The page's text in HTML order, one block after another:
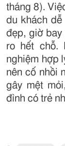
tháng 8).
du khách
đẹp, giờ bay
ro hết chỗ.
nghiệm hợp
nên cố nhồi
gây mệt
đình có trẻ